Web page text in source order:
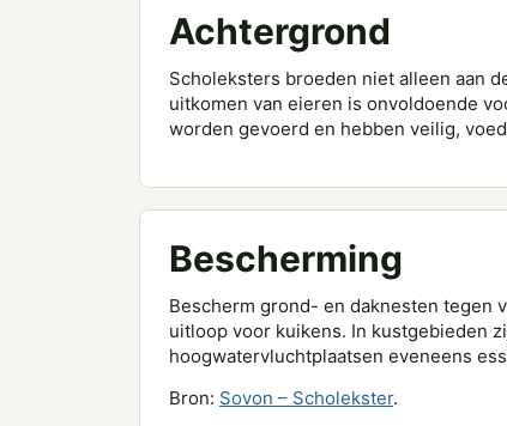
Achtergrond
Scholeksters broeden niet alleen aan
uitkomen van eieren is onvoldoende
worden gevoerd en hebben veilig,
Bescherming
Bescherm grond- en daknesten tegen
uitloop voor kuikens. In kustgebieden
hoogwatervluchtplaatsen eveneens
Bron: Sovon – Scholekster.